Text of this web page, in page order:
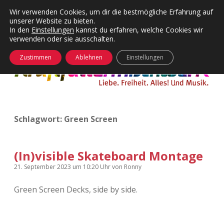
Kategorien
Menü
24 Hours Chilling
Die Wende
KFMW-Disco
Kopfkinomusik
Nur mal so
KFMW-Disco
Dates
Contact
Menü
öffnen
Adventskalender 2010
Adventskalender 2011
soundcloud
vimeo
öffnen
Schlagwort: Green Screen
(In)visible Skateboard Montage
21. September 2023 um 10:20 Uhrvon Ronny
Green Screen Decks, side by side.
Wir verwenden Cookies, um dir die bestmögliche Erfahrung auf
unserer Website zu bieten.
In den Einstellungen kannst du erfahren, welche Cookies wir
verwenden oder sie ausschalten.
Zustimmen Ablehnen Einstellungen